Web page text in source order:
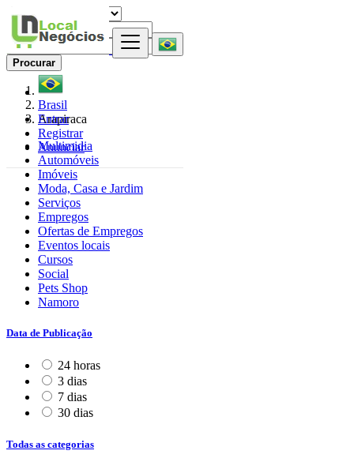
Entrar
Registrar
Anunciar
Procurar
Brasil
Arapiraca
Multimidia
Automóveis
Imóveis
Moda, Casa e Jardim
Serviços
Empregos
Ofertas de Empregos
Eventos locais
Cursos
Social
Pets Shop
Namoro
Data de Publicação
24 horas
3 dias
7 dias
30 dias
Todas as categorias